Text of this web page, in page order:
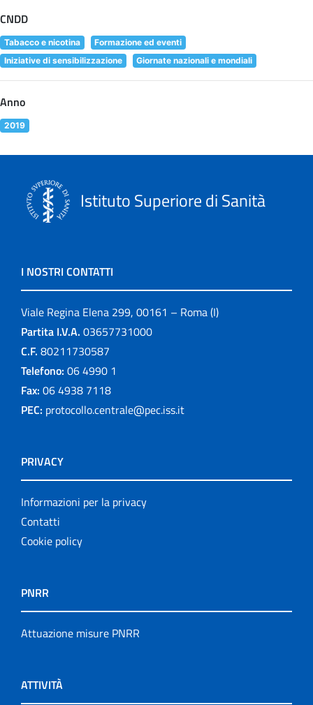
CNDD
Tabacco e nicotina
Formazione ed eventi
Iniziative di sensibilizzazione
Giornate nazionali e mondiali
Anno
2019
Istituto Superiore di Sanità
I NOSTRI CONTATTI
Viale Regina Elena 299, 00161 – Roma (I)
Partita I.V.A. 03657731000
C.F. 80211730587
Telefono: 06 4990 1
Fax: 06 4938 7118
PEC: protocollo.centrale@pec.iss.it
PRIVACY
Informazioni per la privacy
Contatti
Cookie policy
PNRR
Attuazione misure PNRR
ATTIVITÀ